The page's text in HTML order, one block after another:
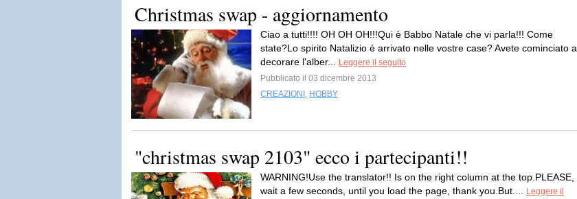
Christmas swap - aggiornamento
Ciao a tutti!!!! OH OH OH!!!Qui è Babbo Natale che vi parla!!! Come
state?Lo spirito Natalizio è arrivato nelle vostre case? Avete cominciato a
decorare l'alber...
Leggere il seguito
Pubblicato il 03 dicembre 2013
CREAZIONI , HOBBY
"christmas swap 2103" ecco i partecipanti!!
WARNING!Use the translator!! Is on the right column at the top.PLEASE,
wait a few seconds, until you load the page, thank you.But....
Leggere il